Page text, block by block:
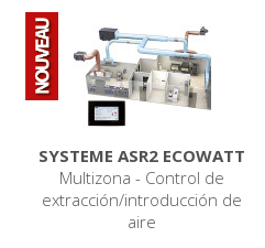
SYSTEME ASR2 ECOWATT
Multizona - Control de
extracción/introducción de
aire